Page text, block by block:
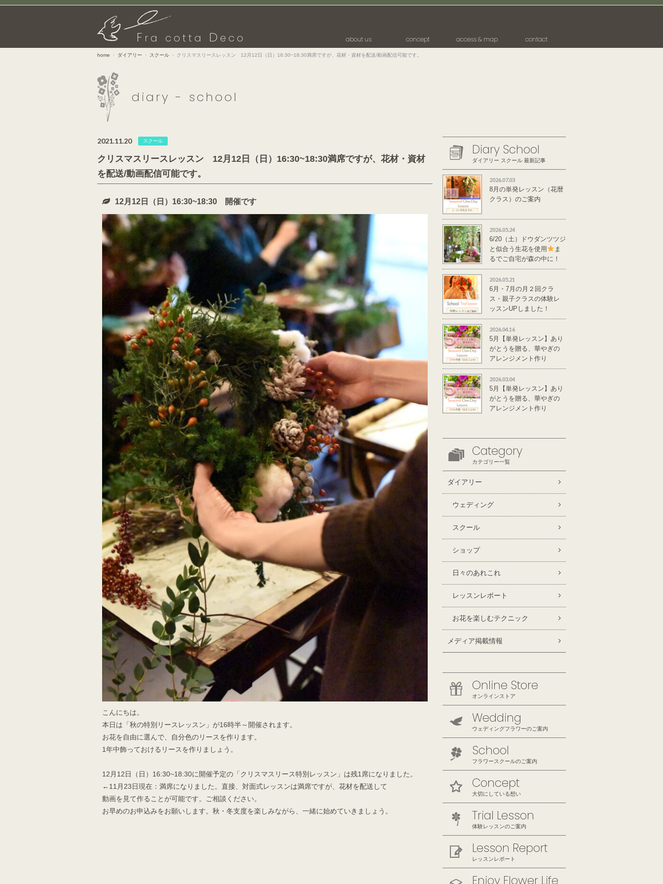
F ra cotta D eco about us concept access & map contact
home ダイアリー スクール クリスマスリースレッスン 12月12日（日）16:30~18:30満席ですが、花材・資材を配送/動画配信可能です。
diary - school
2021.11.20 スクール
クリスマスリースレッスン 12月12日（日）16:30~18:30満席ですが、花材・資材
を配送/動画配信可能です。
12月12日（日）16:30~18:30 開催です
こんにちは。
本日は「秋の特別リースレッスン」が16時半～開催されます。
お花を自由に選んで、自分色のリースを作ります。
1年中飾っておけるリースを作りましょう。
12月12日（日）16:30~18:30に開催予定の「クリスマスリース特別レッスン」は残1席になりました。
←11月23日現在：満席になりました。直接、対面式レッスンは満席ですが、花材を配送して
動画を見て作ることが可能です。ご相談ください。
お早めのお申込みをお願いします。秋・冬支度を楽しみながら、一緒に始めていきましょう。
Diary School
ダイアリー スクール 最新記事
2026.07.03
8月の単発レッスン（花暦
クラス）のご案内
2026.05.24
6/20（土）ドウダンツツジ
と似合う生花を使用
ま
るでご自宅が森の中に！
単発レッスンのご案
内
2026.05.21
6月・7月の月２回クラ
ス・親子クラスの体験レ
ッスンUPしました！
2026.04.16
5月【単発レッスン】あり
がとうを贈る、華やぎの
アレンジメント作り
2026.03.04
5月【単発レッスン】あり
がとうを贈る、華やぎの
アレンジメント作り
Category
カテゴリー一覧
ダイアリー
ウェディング
スクール
ショップ
日々のあれこれ
レッスンレポート
お花を楽しむテクニック
メディア掲載情報
Online Store
オンラインストア
Wedding
ウェディングフラワーのご案内
School
フラワースクールのご案内
Concept
大切にしている想い
Trial Lesson
体験レッスンのご案内
Lesson Report
レッスンレポート
Enjoy Flower Life